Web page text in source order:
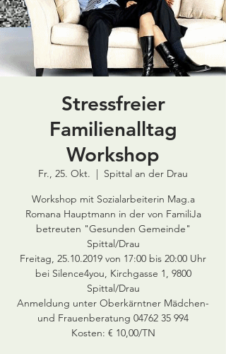
Stressfreier
Familienalltag
Workshop
Fr., 25. Okt.
  |
Spittal an der Drau
Workshop mit Sozialarbeiterin Mag.a
Romana Hauptmann in der von FamiliJa
betreuten "Gesunden Gemeinde"
Spittal/Drau
Freitag, 25.10.2019 von 17:00 bis 20:00 Uhr
bei Silence4you, Kirchgasse 1, 9800
Spittal/Drau
Anmeldung unter Oberkärntner Mädchen-
und Frauenberatung 04762 35 994
Kosten: € 10,00/TN